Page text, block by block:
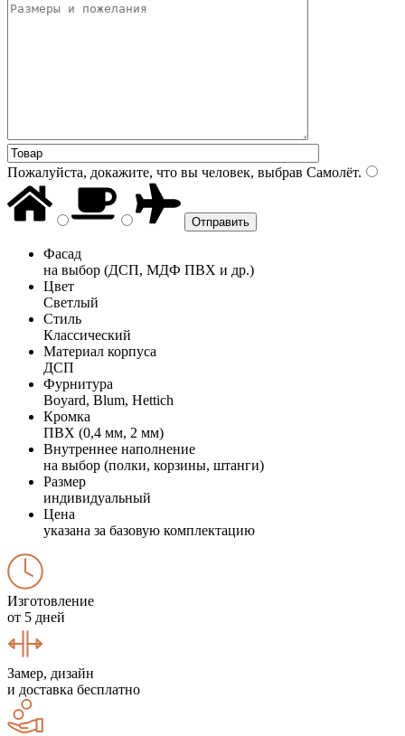
Пожалуйста, докажите, что вы человек, выбрав Самолёт.
Фасад
на выбор (ДСП, МДФ ПВХ и др.)
Цвет
Светлый
Стиль
Классический
Материал корпуса
ДСП
Фурнитура
Boyard, Blum, Hettich
Кромка
ПВХ (0,4 мм, 2 мм)
Внутреннее наполнение
на выбор (полки, корзины, штанги)
Размер
индивидуальный
Цена
указана за базовую комплектацию
Изготовление
от 5 дней
Замер, дизайн
и доставка бесплатно